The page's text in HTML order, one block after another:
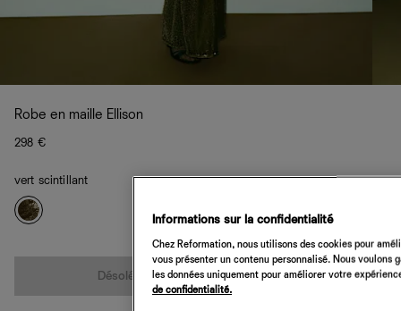
Robe en maille Ellison
298 €
vert scintillant
Désolé, cet article n’est pas disponible
Informations sur la confidentialité
Chez Reformation, nous utilisons des cookies pour
vous présenter un contenu personnalisé. Nous
les données uniquement pour améliorer votre
de confidentialité.